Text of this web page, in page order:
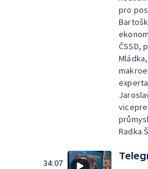
pro
ČSSD,
Mládka,
experta
Radka
34:07